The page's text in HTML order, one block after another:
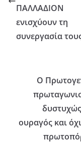
ΠΑΛΛΑΔΙΟΝ
ενισχύουν τη
συνεργασία
Ο
ουραγός και